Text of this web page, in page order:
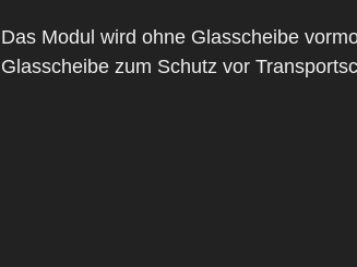
Das Modul wird ohne Glasscheibe
Glasscheibe zum Schutz vor